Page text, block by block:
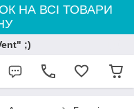
НА ВСІ ТОВАРИ
;)